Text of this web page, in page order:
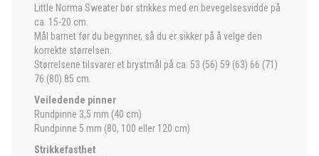
Little Norma Sweater bør strikkes med en bevegelsesvidde på
ca. 15-20 cm.
Mål barnet før du begynner, så du er sikker på å velge den
korrekte størrelsen.
Størrelsene tilsvarer et brystmål på ca. 53 (56) 59 (63) 66 (71)
76 (80) 85 cm.
Veiledende pinner
Rundpinne 3,5 mm (40 cm)
Rundpinne 5 mm (80, 100 eller 120 cm)
Strikkefasthet